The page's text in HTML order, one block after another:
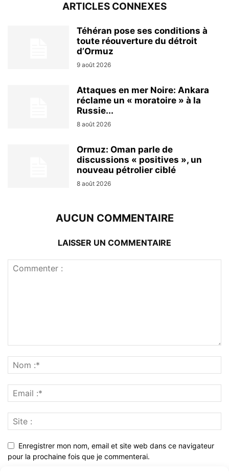
ARTICLES CONNEXES
Téhéran pose ses conditions à
toute réouverture du détroit
d’Ormuz
9 août 2026
Attaques en mer Noire: Ankara
réclame un « moratoire » à la
Russie...
8 août 2026
Ormuz: Oman parle de
discussions « positives », un
nouveau pétrolier ciblé
8 août 2026
AUCUN COMMENTAIRE
LAISSER UN COMMENTAIRE
Enregistrer mon nom, email et site web dans ce navigateur
pour la prochaine fois que je commenterai.